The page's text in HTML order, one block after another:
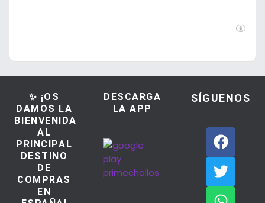
✨ ¡OS
DAMOS LA
BIENVENIDA
AL
PRINCIPAL
DESTINO
DE
COMPRAS
EN
DESCARGA
LA APP
SÍGUENOS